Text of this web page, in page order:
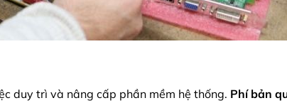
duy trì và nâng cấp phần mềm hệ thống. Phí bản